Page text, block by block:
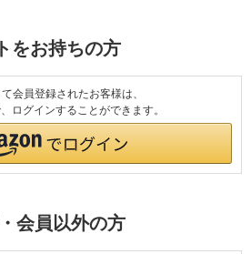
をお持ちの方
会員登録されたお客様は、
ログインすることができます。
会員以外の方